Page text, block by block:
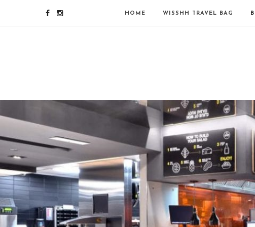
HOME WISSHH TRAVEL BAG